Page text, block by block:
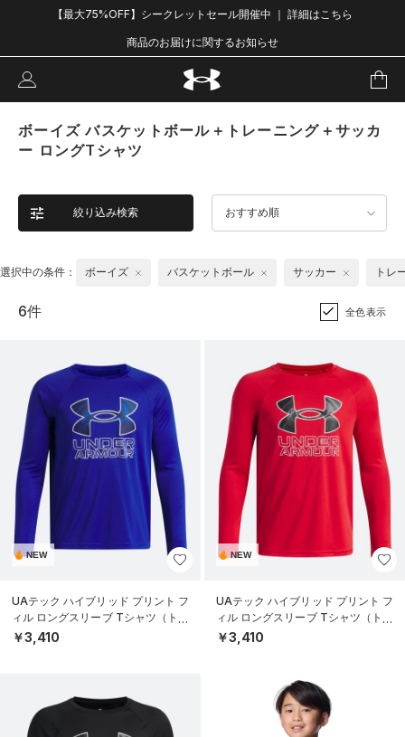
【最大75%OFF】シークレットセール開催中 ｜ 詳細はこちら
商品のお届けに関するお知らせ
ボーイズ バスケットボール＋トレーニング＋サッカ
ー ロングTシャツ
絞り込み検索 おすすめ順
選択中の条件： ボーイズ バスケットボール サッカー トレ
6件 全色表示
NEW
UAテック ハイブリッド プリント フ
ィル ロングスリーブ Tシャツ（トレ
ーニング/BOYS）
￥3,410
NEW
UAテック ハイブリッド プリント フ
ィル ロングスリーブ Tシャツ（トレ
ーニング/BOYS）
￥3,410